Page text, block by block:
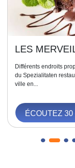
LES
Différents endroits
du Spezialitaten
ville en...
ÉCOUTEZ